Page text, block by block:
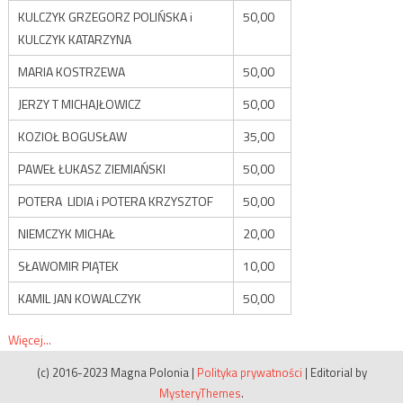
KULCZYK GRZEGORZ POLIŃSKA i
KULCZYK KATARZYNA
50,00
MARIA KOSTRZEWA
50,00
JERZY T MICHAJŁOWICZ
50,00
KOZIOŁ BOGUSŁAW
35,00
PAWEŁ ŁUKASZ ZIEMIAŃSKI
50,00
POTERA LIDIA i POTERA KRZYSZTOF
50,00
NIEMCZYK MICHAŁ
20,00
SŁAWOMIR PIĄTEK
10,00
KAMIL JAN KOWALCZYK
50,00
Więcej...
(c) 2016-2023 Magna Polonia | Polityka prywatności | Editorial by
MysteryThemes.